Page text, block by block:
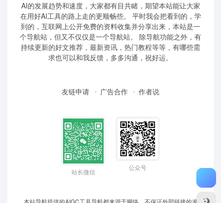
AI的发展趋势和速度，大家都有目共睹，期望本站能让大家
在用好AI工具的路上走的更顺畅些。 平时我会把看到的，学
到的，互联网上公开免费的资料收集并分享出来，本站是一
个导航站，但又不仅仅是一个导航站。 除导航功能之外，有
持续更新的好文推荐，最新资讯，热门教程等等，有哪些需
求也可以和我反馈，多多沟通，祝好运。
友链申请 广告合作 作者说
站长微信
公众号
本站导航提供的AIGC工具导航都来源于网络，不保证外部链接的准